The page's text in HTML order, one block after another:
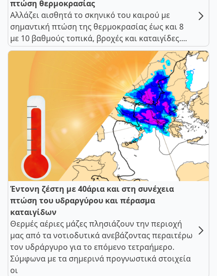
πτώση θερμοκρασίας
Αλλάζει αισθητά το σκηνικό του καιρού με
σημαντική πτώση της θερμοκρασίας έως και 8
με 10 βαθμούς τοπικά, βροχές και καταιγίδες....
Έντονη ζέστη με 40άρια και στη συνέχεια
πτώση του υδραργύρου και πέρασμα
καταιγίδων
Θερμές αέριες μάζες πλησιάζουν την περιοχή
μας από τα νοτιοδυτικά ανεβάζοντας περαιτέρω
τον υδράργυρο για το επόμενο τετραήμερο.
Σύμφωνα με τα σημερινά προγνωστικά στοιχεία
οι